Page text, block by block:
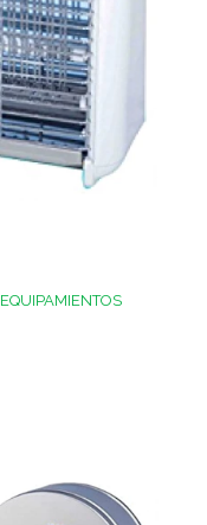
EQUIPAMIENTOS